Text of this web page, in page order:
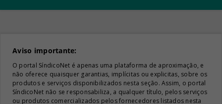
Aviso importante:
O portal SíndicoNet é apenas uma plataforma de aproximação, e
não oferece quaisquer garantias, implícitas ou explicitas, sobre os
produtos e serviços disponibilizados nesta seção. Assim, o portal
SíndicoNet não se responsabiliza, a qualquer título, pelos serviços
ou produtos comercializados pelos fornecedores listados nesta